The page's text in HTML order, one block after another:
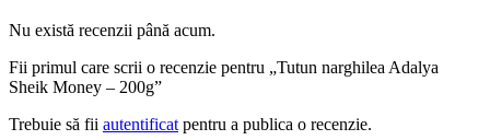
Nu există recenzii până acum.
Fii primul care scrii o recenzie pentru „Tutun narghilea Adalya
Sheik Money – 200g”
Trebuie să fii autentificat pentru a publica o recenzie.